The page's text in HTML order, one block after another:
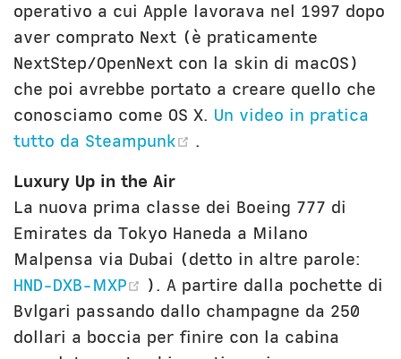
operativo a cui Apple lavorava nel 1997 dopo
aver comprato Next (è praticamente
NextStep/OpenNext con la skin di macOS)
che poi avrebbe portato a creare quello che
conosciamo come OS X. Un video in pratica
tutto da Steampunk
(opens new window)
.
Luxury Up in the Air
La nuova prima classe dei Boeing 777 di
Emirates da Tokyo Haneda a Milano
Malpensa via Dubai (detto in altre parole:
HND-DXB-MXP
(opens new window)
). A partire dalla pochette di
Bvlgari passando dallo champagne da 250
dollari a boccia per finire con la cabina